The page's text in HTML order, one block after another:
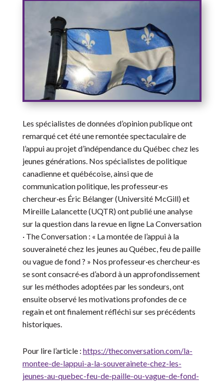
Les spécialistes de données d’opinion publique ont
remarqué cet été une remontée spectaculaire de
l’appui au projet d’indépendance du Québec chez les
jeunes générations. Nos spécialistes de politique
canadienne et québécoise, ainsi que de
communication politique, les professeur·es
chercheur·es Éric Bélanger (Université McGill) et
Mireille Lalancette (UQTR) ont publié une analyse
sur la question dans la revue en ligne La Conversation
· The Conversation : « La montée de l’appui à la
souveraineté chez les jeunes au Québec, feu de paille
ou vague de fond ? » Nos professeur·es chercheur·es
se sont consacré·es d’abord à un approfondissement
sur les méthodes adoptées par les sondeurs, ont
ensuite observé les motivations profondes de ce
regain et ont finalement réfléchi sur ses précédents
historiques.
Pour lire l’article : https://theconversation.com/la-
montee-de-lappui-a-la-souverainete-chez-les-
jeunes-au-quebec-feu-de-paille-ou-vague-de-fond-